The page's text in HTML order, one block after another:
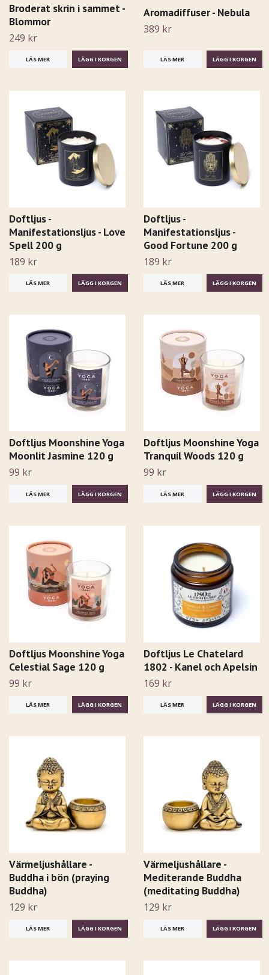
Broderat skrin i sammet -
Blommor
249 kr
LÄS MER
Aromadiffuser - Nebula
389 kr
LÄS MER
Doftljus -
Manifestationsljus - Love
Spell 200 g
189 kr
LÄS MER
Doftljus -
Manifestationsljus -
Good Fortune 200 g
189 kr
LÄS MER
Doftljus Moonshine Yoga
Moonlit Jasmine 120 g
99 kr
LÄS MER
Doftljus Moonshine Yoga
Tranquil Woods 120 g
99 kr
LÄS MER
Doftljus Moonshine Yoga
Celestial Sage 120 g
99 kr
LÄS MER
Doftljus Le Chatelard
1802 - Kanel och Apelsin
169 kr
LÄS MER
Värmeljushållare -
Buddha i bön (praying
Buddha)
129 kr
LÄS MER
Värmeljushållare -
Mediterande Buddha
(meditating Buddha)
129 kr
LÄS MER